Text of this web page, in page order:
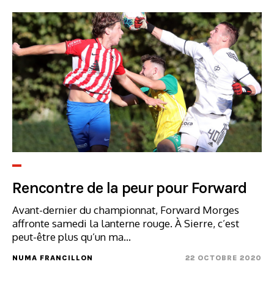
Rencontre de la peur pour Forward
Avant-dernier du championnat, Forward Morges
affronte samedi la lanterne rouge. À Sierre, c’est
peut-être plus qu’un ma...
NUMA FRANCILLON 22 OCTOBRE 2020